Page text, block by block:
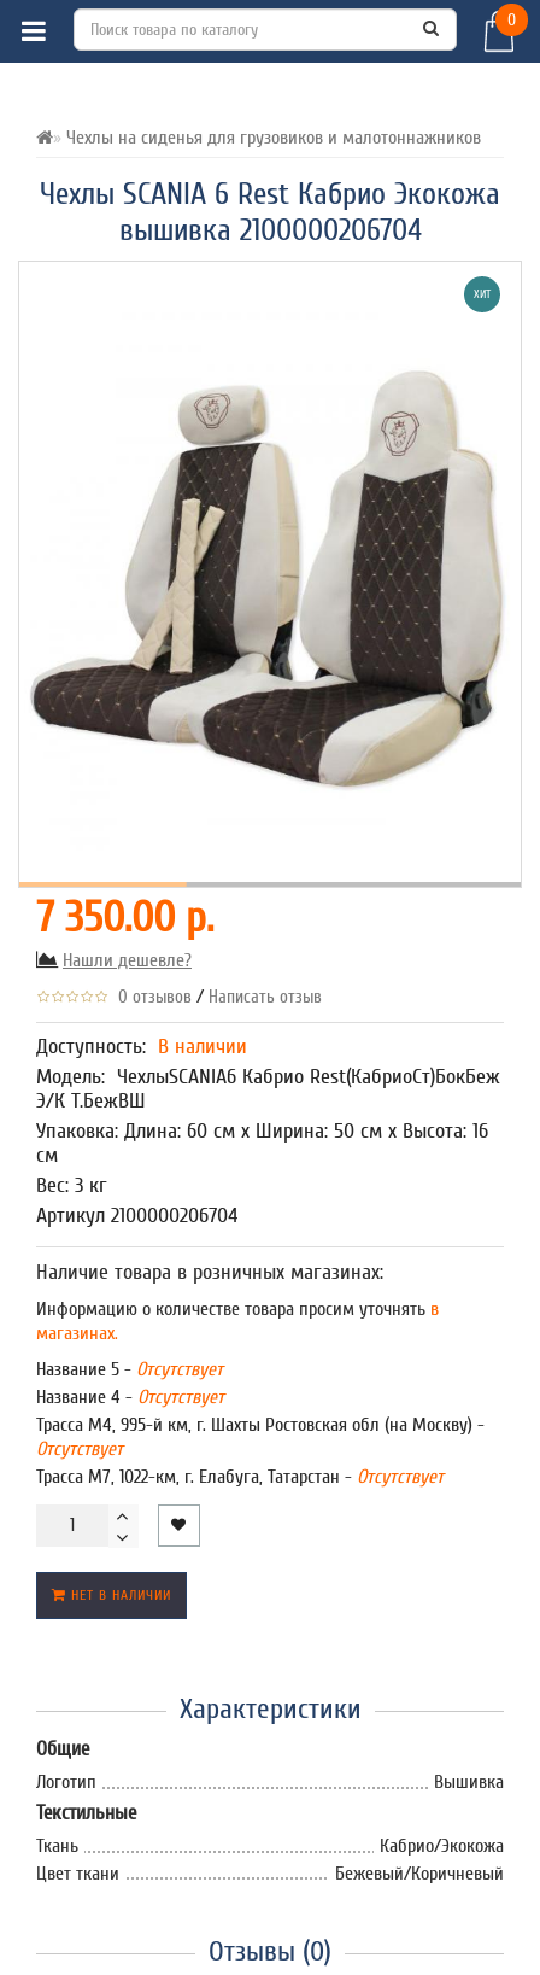
0
Чехлы на сиденья для грузовиков и малотоннажников
Чехлы SCANIA 6 Rest Кабрио Экокожа
вышивка 2100000206704
ВСЕ О ТОВАРЕ ХАРАКТЕРИСТИКИ
ХИТ
7 350.00 р.
Нашли дешевле?
0 отзывов / Написать отзыв
Доступность: В наличии
Модель: ЧехлыSCANIA6 Кабрио Rest(КабриоСт)БокБеж
Э/К Т.БежВШ
Упаковка: Длина: 60 см x Ширина: 50 см x Высота: 16
см
Вес: 3 кг
Артикул 2100000206704
Наличие товара в розничных магазинах:
Информацию о количестве товара просим уточнять в
магазинах.
Название 5 - Отсутствует
Название 4 - Отсутствует
Трасса М4, 995-й км, г. Шахты Ростовская обл (на Москву) -
Отсутствует
Трасса М7, 1022-км, г. Елабуга, Татарстан - Отсутствует
НЕТ В НАЛИЧИИ
Характеристики
Общие
Логотип Вышивка
Текстильные
Ткань
Кабрио/Экокожа
Цвет ткани
Бежевый/Коричневый
Отзывы (0)